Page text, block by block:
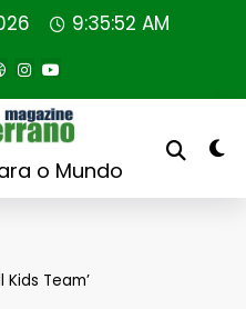
9:35:52 AM
o Mundo
Kids Team’